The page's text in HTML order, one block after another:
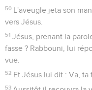
50 L'aveugle jeta son
vers Jésus.
51 Jésus, prenant la
fasse ? Rabbouni, lui
vue.
52 Et Jésus lui dit : Va, ta
53